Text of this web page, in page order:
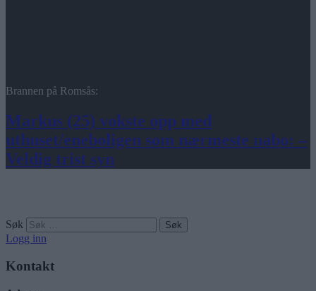
Brannen på Romsås:
Markus (25) vokste opp med
uthuset/eneboligen som nærmeste nabo: –
Veldig trist syn
Søk
Logg inn
Kontakt